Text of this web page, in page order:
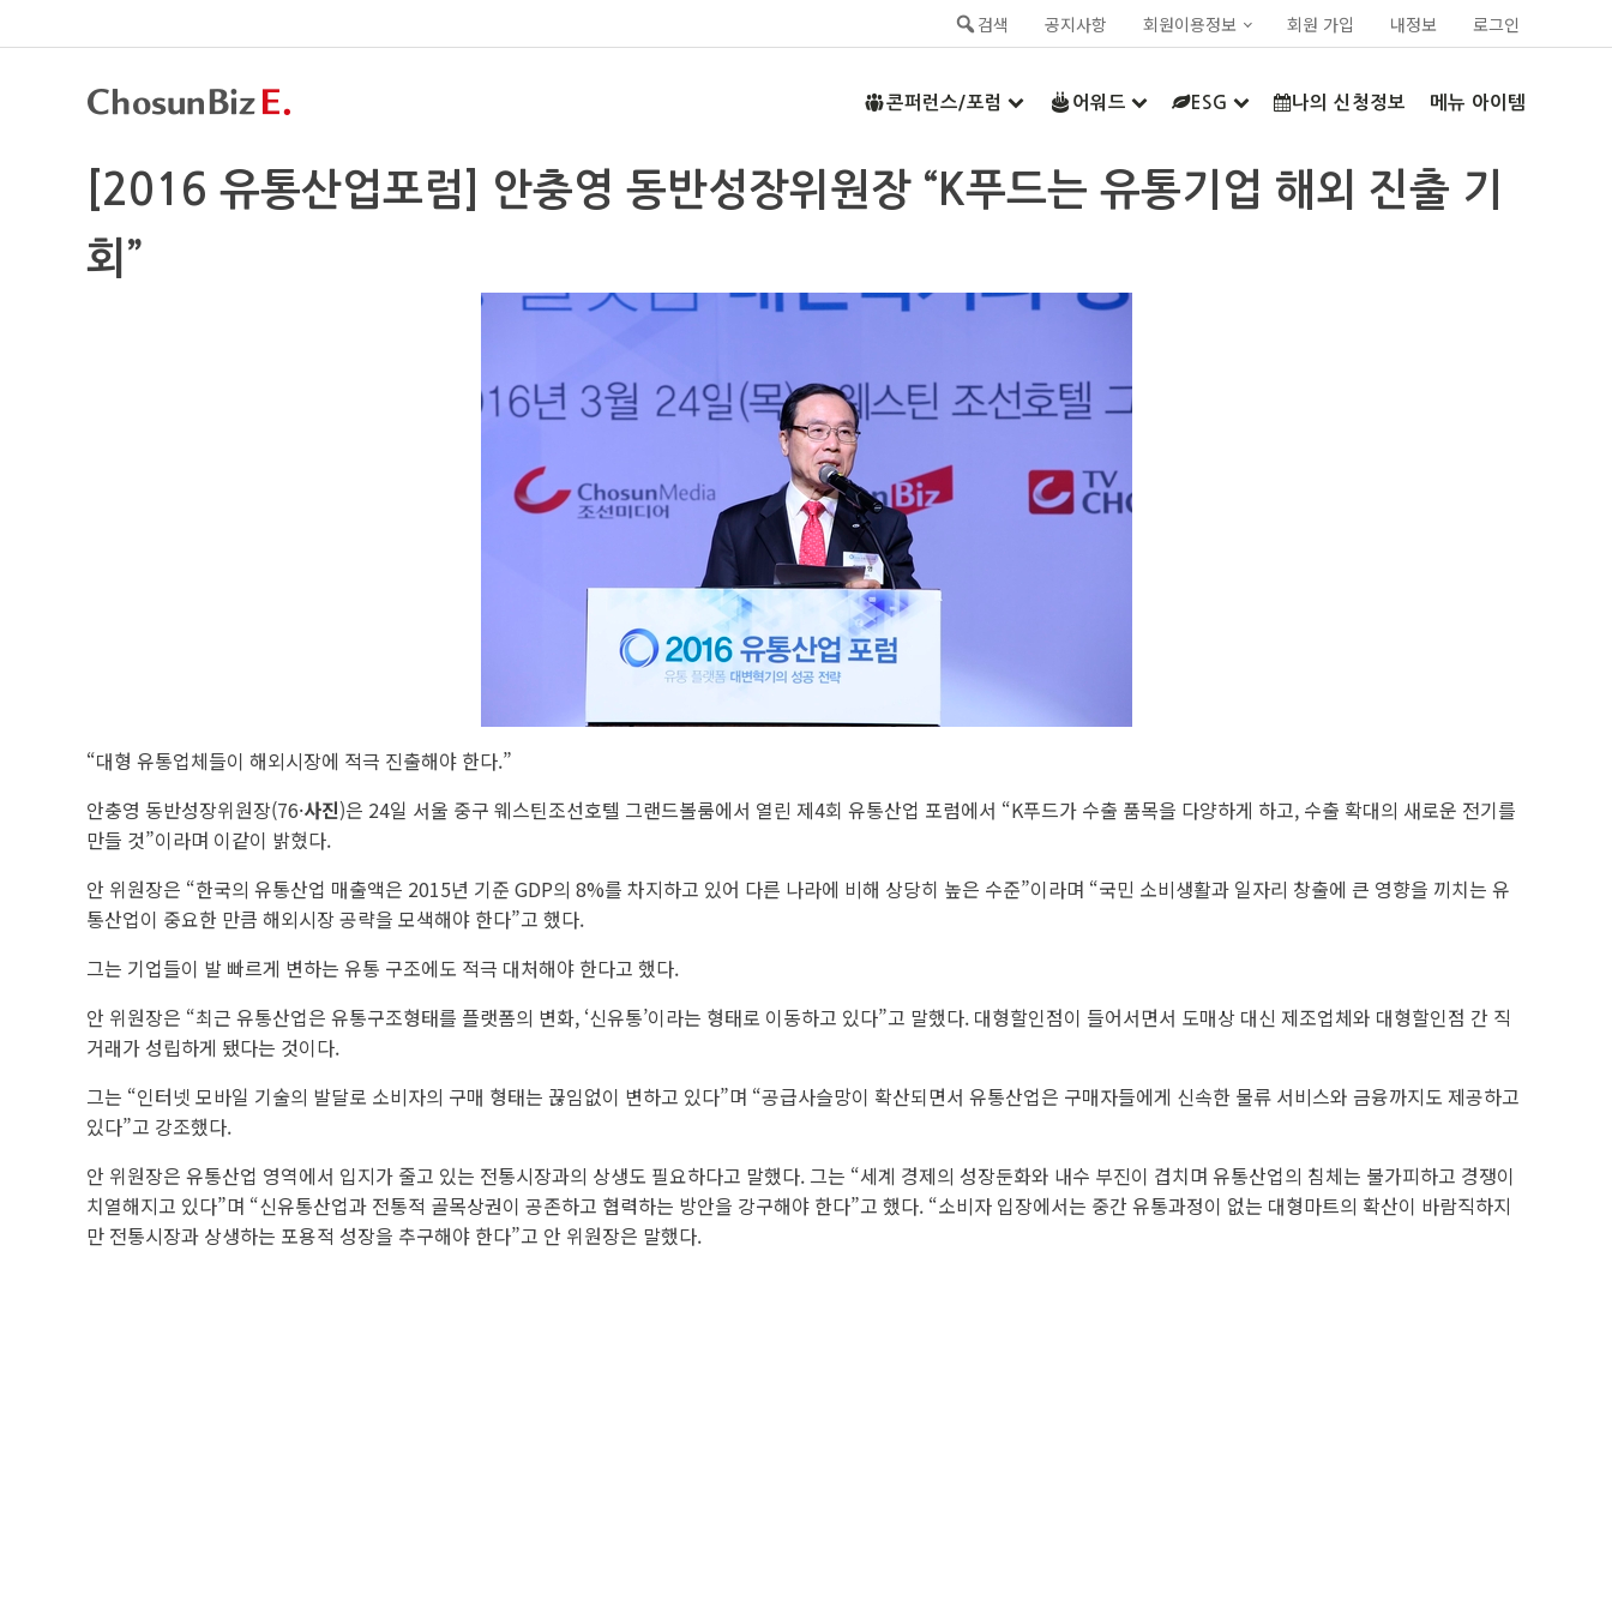
검색 공지사항 회원이용정보 회원 가입 내정보 로그인
콘퍼런스/포럼 어워드 ESG 나의 신청정보 메뉴 아이템
[2016 유통산업포럼] 안충영 동반성장위원장 “K푸드는 유통기업 해외 진출 기
회”
“대형 유통업체들이 해외시장에 적극 진출해야 한다.”
안충영 동반성장위원장(76·사진)은 24일 서울 중구 웨스틴조선호텔 그랜드볼룸에서 열린 제4회 유통산업 포럼에서 “K푸드가 수출 품목을 다양하게 하고, 수출 확대의 새로운 전기를
만들 것”이라며 이같이 밝혔다.
안 위원장은 “한국의 유통산업 매출액은 2015년 기준 GDP의 8%를 차지하고 있어 다른 나라에 비해 상당히 높은 수준”이라며 “국민 소비생활과 일자리 창출에 큰 영향을 끼치는 유
통산업이 중요한 만큼 해외시장 공략을 모색해야 한다”고 했다.
그는 기업들이 발 빠르게 변하는 유통 구조에도 적극 대처해야 한다고 했다.
안 위원장은 “최근 유통산업은 유통구조형태를 플랫폼의 변화, ‘신유통’이라는 형태로 이동하고 있다”고 말했다. 대형할인점이 들어서면서 도매상 대신 제조업체와 대형할인점 간 직
거래가 성립하게 됐다는 것이다.
그는 “인터넷 모바일 기술의 발달로 소비자의 구매 형태는 끊임없이 변하고 있다”며 “공급사슬망이 확산되면서 유통산업은 구매자들에게 신속한 물류 서비스와 금융까지도 제공하고
있다”고 강조했다.
안 위원장은 유통산업 영역에서 입지가 줄고 있는 전통시장과의 상생도 필요하다고 말했다. 그는 “세계 경제의 성장둔화와 내수 부진이 겹치며 유통산업의 침체는 불가피하고 경쟁이
치열해지고 있다”며 “신유통산업과 전통적 골목상권이 공존하고 협력하는 방안을 강구해야 한다”고 했다. “소비자 입장에서는 중간 유통과정이 없는 대형마트의 확산이 바람직하지
만 전통시장과 상생하는 포용적 성장을 추구해야 한다”고 안 위원장은 말했다.